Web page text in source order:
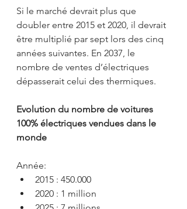
Si le marché devrait plus que
doubler entre 2015 et 2020, il devrait
être multiplié par sept lors des cinq
années suivantes. En 2037, le
nombre de ventes d’électriques
dépasserait celui des thermiques.
Evolution du nombre de voitures
100% électriques vendues dans le
monde
Année:
2015 : 450.000
2020 : 1 million